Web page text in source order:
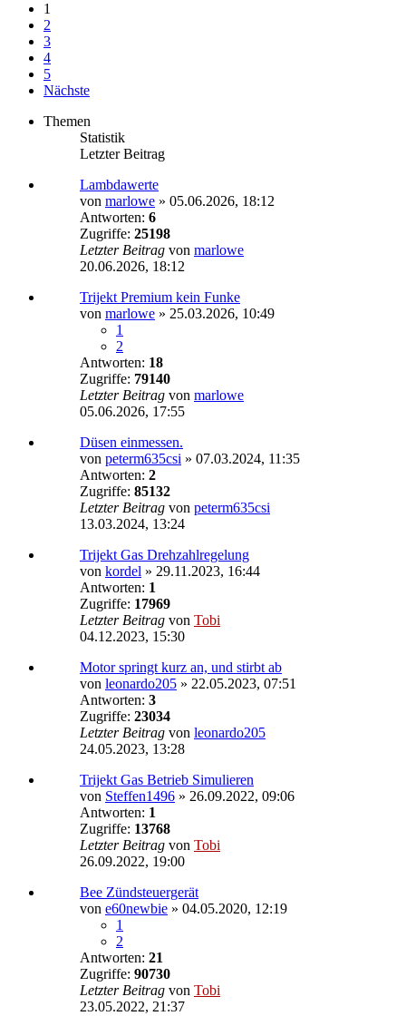
1
2
3
4
5
Nächste
Themen
Statistik
Letzter Beitrag
Lambdawerte
von marlowe » 05.06.2026, 18:12
Antworten: 6
Zugriffe: 25198
Letzter Beitrag von marlowe
20.06.2026, 18:12
Trijekt Premium kein Funke
von marlowe » 25.03.2026, 10:49
1
2
Antworten: 18
Zugriffe: 79140
Letzter Beitrag von marlowe
05.06.2026, 17:55
Düsen einmessen.
von peterm635csi » 07.03.2024, 11:35
Antworten: 2
Zugriffe: 85132
Letzter Beitrag von peterm635csi
13.03.2024, 13:24
Trijekt Gas Drehzahlregelung
von kordel » 29.11.2023, 16:44
Antworten: 1
Zugriffe: 17969
Letzter Beitrag von Tobi
04.12.2023, 15:30
Motor springt kurz an, und stirbt ab
von leonardo205 » 22.05.2023, 07:51
Antworten: 3
Zugriffe: 23034
Letzter Beitrag von leonardo205
24.05.2023, 13:28
Trijekt Gas Betrieb Simulieren
von Steffen1496 » 26.09.2022, 09:06
Antworten: 1
Zugriffe: 13768
Letzter Beitrag von Tobi
26.09.2022, 19:00
Bee Zündsteuergerät
von e60newbie » 04.05.2020, 12:19
1
2
Antworten: 21
Zugriffe: 90730
Letzter Beitrag von Tobi
23.05.2022, 21:37